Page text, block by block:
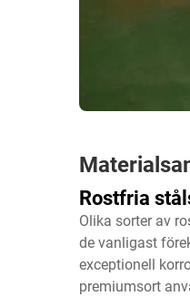
Rostfria
Olika sorter av
de vanligast
exceptionell
premiumsort